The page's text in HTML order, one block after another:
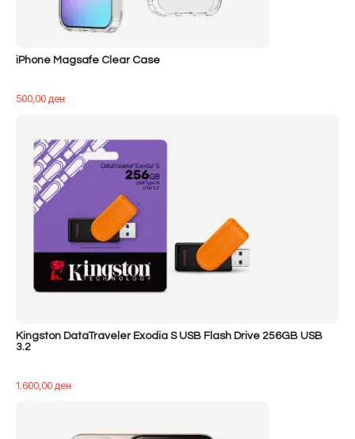
iPhone Magsafe Clear Case
500,00ден
Kingston DataTraveler Exodia S USB Flash Drive 256GB USB
3.2
1.600,00ден